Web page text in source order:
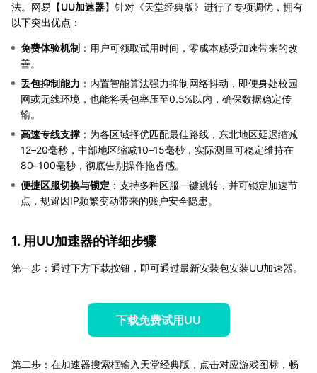
法。网易【UU加速器】针对《天堂经典版》进行了专项调优，拥有
以下突出优点：
免费体验机制 ：用户可领取试用时间，零成本感受加速带来的改
善。
丢包抑制能力 ：内置智能算法强力抑制网络抖动，即便身处校园
网或无线环境，也能将丢包率压至0.5%以内，确保数据稳定传
输。
高速专线支撑 ：为各区域择优匹配最佳路线，东北地区延迟缩减
12–20毫秒，中部地区缩减10–15毫秒，实际测量可稳定维持在
80–100毫秒，彻底告别操作拖沓感。
便捷区服切换与锁定 ：支持多种区服一键跳转，并可锁定加速节
点，规避因IP频繁变动带来的账户安全隐患。
1. 用UU加速器的详细步骤
第一步：通过下方下载按钮，即可通过最新安装包安装UU加速器。
下载免费试用UU
第二步：在加速器搜索框输入天堂经典版，点击对应游戏图标，畅